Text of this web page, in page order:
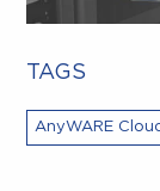
TAGS
AnyWARE